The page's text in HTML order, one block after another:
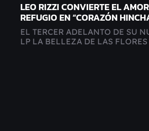
LEO RIZZI CONVIERTE EL
REFUGIO EN “CORAZÓN
EL TERCER ADELANTO DE SU
LP LA BELLEZA DE LAS FLORES